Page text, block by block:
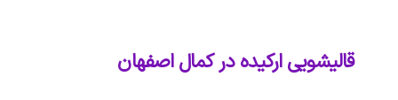
قالیشویی ارکیده در کمال اصفهان